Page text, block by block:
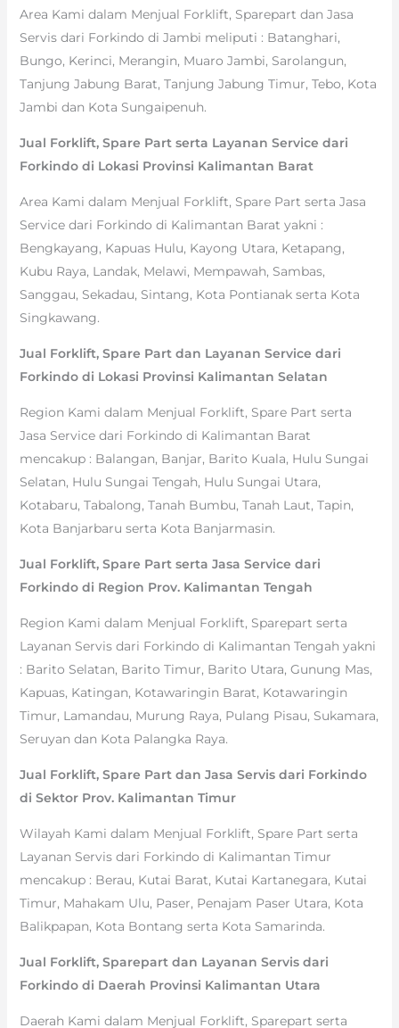
Area Kami dalam Menjual Forklift, Sparepart dan Jasa
Servis dari Forkindo di Jambi meliputi : Batanghari,
Bungo, Kerinci, Merangin, Muaro Jambi, Sarolangun,
Tanjung Jabung Barat, Tanjung Jabung Timur, Tebo, Kota
Jambi dan Kota Sungaipenuh.
Jual Forklift, Spare Part serta Layanan Service dari
Forkindo di Lokasi Provinsi Kalimantan Barat
Area Kami dalam Menjual Forklift, Spare Part serta Jasa
Service dari Forkindo di Kalimantan Barat yakni :
Bengkayang, Kapuas Hulu, Kayong Utara, Ketapang,
Kubu Raya, Landak, Melawi, Mempawah, Sambas,
Sanggau, Sekadau, Sintang, Kota Pontianak serta Kota
Singkawang.
Jual Forklift, Spare Part dan Layanan Service dari
Forkindo di Lokasi Provinsi Kalimantan Selatan
Region Kami dalam Menjual Forklift, Spare Part serta
Jasa Service dari Forkindo di Kalimantan Barat
mencakup : Balangan, Banjar, Barito Kuala, Hulu Sungai
Selatan, Hulu Sungai Tengah, Hulu Sungai Utara,
Kotabaru, Tabalong, Tanah Bumbu, Tanah Laut, Tapin,
Kota Banjarbaru serta Kota Banjarmasin.
Jual Forklift, Spare Part serta Jasa Service dari
Forkindo di Region Prov. Kalimantan Tengah
Region Kami dalam Menjual Forklift, Sparepart serta
Layanan Servis dari Forkindo di Kalimantan Tengah yakni
: Barito Selatan, Barito Timur, Barito Utara, Gunung Mas,
Kapuas, Katingan, Kotawaringin Barat, Kotawaringin
Timur, Lamandau, Murung Raya, Pulang Pisau, Sukamara,
Seruyan dan Kota Palangka Raya.
Jual Forklift, Spare Part dan Jasa Servis dari Forkindo
di Sektor Prov. Kalimantan Timur
Wilayah Kami dalam Menjual Forklift, Spare Part serta
Layanan Servis dari Forkindo di Kalimantan Timur
mencakup : Berau, Kutai Barat, Kutai Kartanegara, Kutai
Timur, Mahakam Ulu, Paser, Penajam Paser Utara, Kota
Balikpapan, Kota Bontang serta Kota Samarinda.
Jual Forklift, Sparepart dan Layanan Servis dari
Forkindo di Daerah Provinsi Kalimantan Utara
Daerah Kami dalam Menjual Forklift, Sparepart serta